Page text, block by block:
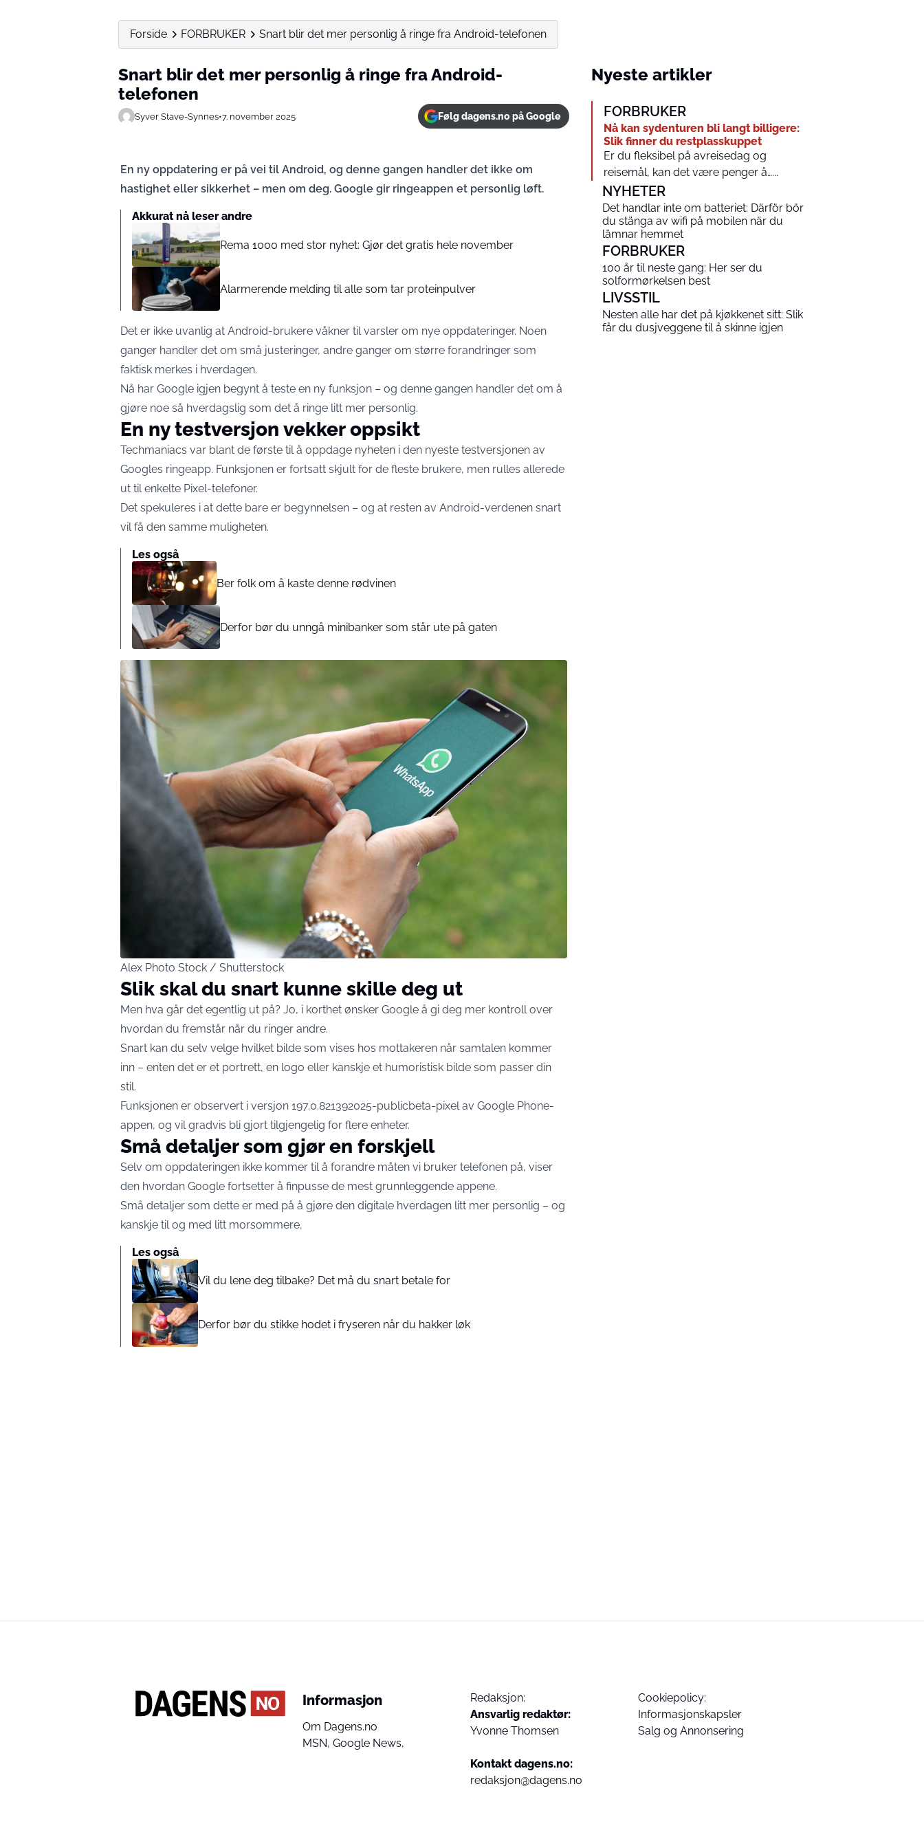
Forside FORBRUKER Snart blir det mer personlig å ringe fra Android-telefonen
Snart blir det mer personlig å ringe fra Android-
telefonen
Syver Stave-Synnes•7. november 2025 Følg dagens.no på Google
En ny oppdatering er på vei til Android, og denne gangen handler det ikke om
hastighet eller sikkerhet – men om deg. Google gir ringeappen et personlig løft.
Akkurat nå leser andre
Rema 1000 med stor nyhet: Gjør det gratis hele november
Alarmerende melding til alle som tar proteinpulver
Det er ikke uvanlig at Android-brukere våkner til varsler om nye oppdateringer. Noen
ganger handler det om små justeringer, andre ganger om større forandringer som
faktisk merkes i hverdagen.
Nå har Google igjen begynt å teste en ny funksjon – og denne gangen handler det om å
gjøre noe så hverdagslig som det å ringe litt mer personlig.
En ny testversjon vekker oppsikt
Techmaniacs var blant de første til å oppdage nyheten i den nyeste testversjonen av
Googles ringeapp. Funksjonen er fortsatt skjult for de fleste brukere, men rulles allerede
ut til enkelte Pixel-telefoner.
Det spekuleres i at dette bare er begynnelsen – og at resten av Android-verdenen snart
vil få den samme muligheten.
Les også
Ber folk om å kaste denne rødvinen
Derfor bør du unngå minibanker som står ute på gaten
Alex Photo Stock / Shutterstock
Slik skal du snart kunne skille deg ut
Men hva går det egentlig ut på? Jo, i korthet ønsker Google å gi deg mer kontroll over
hvordan du fremstår når du ringer andre.
Snart kan du selv velge hvilket bilde som vises hos mottakeren når samtalen kommer
inn – enten det er et portrett, en logo eller kanskje et humoristisk bilde som passer din
stil.
Funksjonen er observert i versjon 197.0.821392025-publicbeta-pixel av Google Phone-
appen, og vil gradvis bli gjort tilgjengelig for flere enheter.
Små detaljer som gjør en forskjell
Selv om oppdateringen ikke kommer til å forandre måten vi bruker telefonen på, viser
den hvordan Google fortsetter å finpusse de mest grunnleggende appene.
Små detaljer som dette er med på å gjøre den digitale hverdagen litt mer personlig – og
kanskje til og med litt morsommere.
Les også
Vil du lene deg tilbake? Det må du snart betale for
Derfor bør du stikke hodet i fryseren når du hakker løk
Nyeste artikler
FORBRUKER
Nå kan sydenturen bli langt billigere:
Slik finner du restplasskuppet
Er du fleksibel på avreisedag og
reisemål, kan det være penger å…...
NYHETER
Det handlar inte om batteriet: Därför bör
du stänga av wifi på mobilen när du
lämnar hemmet
FORBRUKER
100 år til neste gang: Her ser du
solformørkelsen best
LIVSSTIL
Nesten alle har det på kjøkkenet sitt: Slik
får du dusjveggene til å skinne igjen
Informasjon
Om Dagens.no
MSN, Google News,
Redaksjon:
Ansvarlig redaktør:
Yvonne Thomsen
Kontakt dagens.no:
redaksjon@dagens.no
Cookiepolicy:
Informasjonskapsler
Salg og Annonsering